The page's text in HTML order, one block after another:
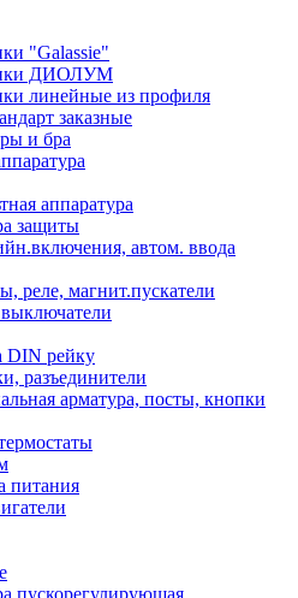
"Galassie"
ДИОЛУМ
линейные из профиля
заказные
и бра
аппаратура
защиты
автом. ввода
реле, магнит.пускатели
DIN рейку
разъединители
арматура, посты, кнопки
питания